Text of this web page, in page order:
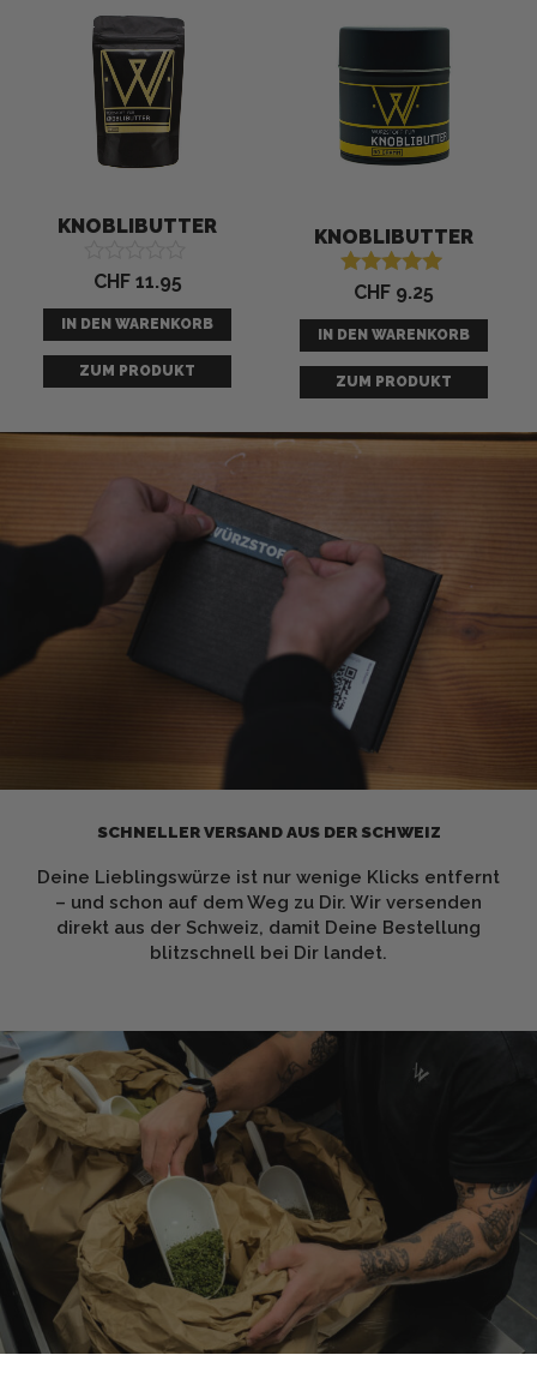
KNOBLIBUTTER
Bewertet
0
von
5
CHF11.95
IN DEN WARENKORB
ZUM PRODUKT
KNOBLIBUTTER
Bewertet mit
von 5
CHF 9.25
IN DEN WARENKORB
ZUM PRODUKT
SCHNELLER VERSAND AUS DER SCHWEIZ
Deine Lieblingswürze ist nur wenige Klicks entfernt
– und schon auf dem Weg zu Dir. Wir versenden
direkt aus der Schweiz, damit Deine Bestellung
blitzschnell bei Dir landet.